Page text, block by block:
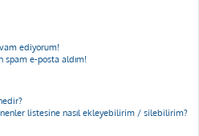
ediyorum!
spam e-posta aldım!
listesine nasıl ekleyebilirim / silebilirim?